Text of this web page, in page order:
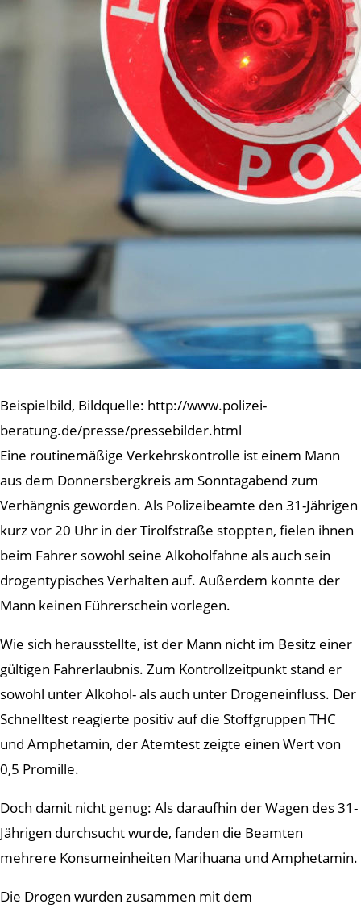
Beispielbild, Bildquelle: http://www.polizei-
beratung.de/presse/pressebilder.html
Eine routinemäßige Verkehrskontrolle ist einem Mann
aus dem Donnersbergkreis am Sonntagabend zum
Verhängnis geworden. Als Polizeibeamte den 31-Jährigen
kurz vor 20 Uhr in der Tirolfstraße stoppten, fielen ihnen
beim Fahrer sowohl seine Alkoholfahne als auch sein
drogentypisches Verhalten auf. Außerdem konnte der
Mann keinen Führerschein vorlegen.
Wie sich herausstellte, ist der Mann nicht im Besitz einer
gültigen Fahrerlaubnis. Zum Kontrollzeitpunkt stand er
sowohl unter Alkohol- als auch unter Drogeneinfluss. Der
Schnelltest reagierte positiv auf die Stoffgruppen THC
und Amphetamin, der Atemtest zeigte einen Wert von
0,5 Promille.
Doch damit nicht genug: Als daraufhin der Wagen des 31-
Jährigen durchsucht wurde, fanden die Beamten
mehrere Konsumeinheiten Marihuana und Amphetamin.
Die Drogen wurden zusammen mit dem